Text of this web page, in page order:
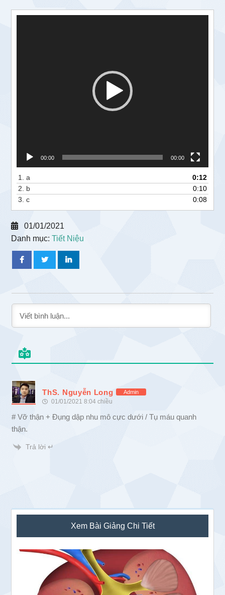
00:00 00:00
1.a
0:12
2. b
0:10
3.c 0:08
01/01/2021
Danh mục:Tiết Niệu
ThS. Nguyễn Long Admin
01/01/2021 8:04 chiều
# Vỡ thận + Đụng dập nhu mô cực dưới / Tụ máu quanh
thận.
Trả lời ↵
Sidebar
chính
Xem Bài Giảng Chi Tiết